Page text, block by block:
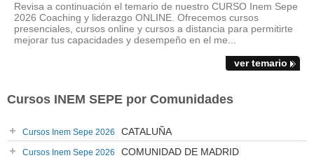
Revisa a continuación el temario de nuestro CURSO Inem Sepe
2026 Coaching y liderazgo ONLINE. Ofrecemos cursos
presenciales, cursos online y cursos a distancia para permitirte
mejorar tus capacidades y desempeño en el me...
ver temario
Cursos INEM SEPE por Comunidades
Cursos Inem Sepe 2026 CATALUÑA
Cursos Inem Sepe 2026 COMUNIDAD DE MADRID